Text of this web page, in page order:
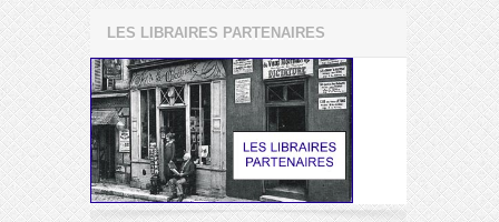
LES LIBRAIRES PARTENAIRES